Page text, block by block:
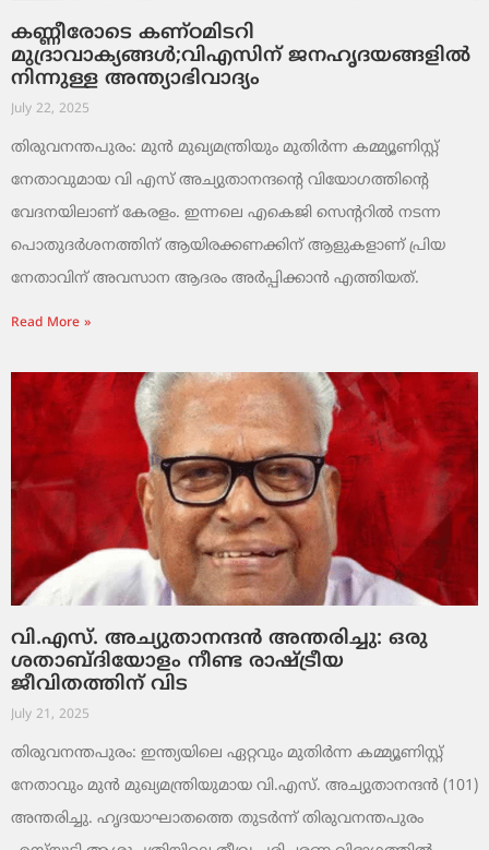
കണ്ണീരോടെ കണ്ഠമിടറി
മുദ്രാവാക്യങ്ങൾ;വിഎസിന് ജനഹൃദയങ്ങളിൽ
നിന്നുള്ള അന്ത്യാഭിവാദ്യം
July 22, 2025
തിരുവനന്തപുരം: മുൻ മുഖ്യമന്ത്രിയും മുതിർന്ന കമ്മ്യൂണിസ്റ്റ്
നേതാവുമായ വി എസ് അച്യുതാനന്ദന്റെ വിയോഗത്തിൻ്റെ
വേദനയിലാണ് കേരളം. ഇന്നലെ എകെജി സെന്ററിൽ നടന്ന
പൊതുദർശനത്തിന് ആയിരക്കണക്കിന് ആളുകളാണ് പ്രിയ
നേതാവിന് അവസാന ആദരം അർപ്പിക്കാൻ എത്തിയത്.
Read More »
വി.എസ്. അച്യുതാനന്ദൻ അന്തരിച്ചു: ഒരു
ശതാബ്ദിയോളം നീണ്ട രാഷ്ട്രീയ
ജീവിതത്തിന് വിട
July 21, 2025
തിരുവനന്തപുരം: ഇന്ത്യയിലെ ഏറ്റവും മുതിര്‍ന്ന കമ്മ്യൂണിസ്റ്റ്
നേതാവും മുന്‍ മുഖ്യമന്ത്രിയുമായ വി.എസ്. അച്യുതാനന്ദന്‍ (101)
അന്തരിച്ചു. ഹൃദയാഘാതത്തെ തുടർന്ന് തിരുവനന്തപുരം